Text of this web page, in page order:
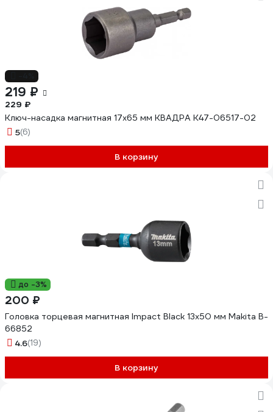
219 ₽
229 ₽
Ключ-насадка магнитная 17x65 мм КВАДРА K47-06517-02
5(6)
В корзину
до -3%
200 ₽
Головка торцевая магнитная Impact Black 13x50 мм Makita B-
66852
4.6(19)
В корзину